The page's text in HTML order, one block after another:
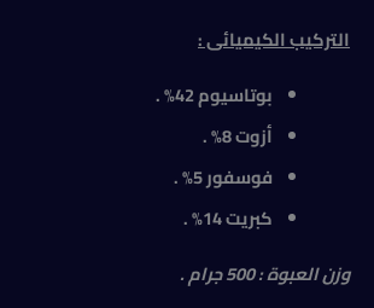
التركيب الكيميائى :
بوتاسيوم 42% .
أزوت 8% .
فوسفور 5% .
كبريت 14% .
وزن العبوة : 500 جرام .